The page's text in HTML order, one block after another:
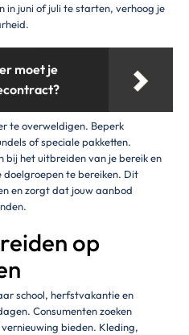
in juni of juli te starten, verhoog je
moet je
te overweldigen. Beperk
of speciale pakketten.
bij het uitbreiden van je bereik en
doelgroepen te bereiken. Dit
en zorgt dat jouw aanbod
op
school, herfstvakantie en
Consumenten zoeken
bieden. Kleding,